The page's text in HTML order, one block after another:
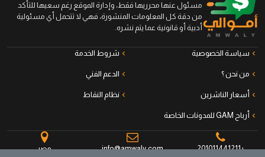
مسئول عنها محرريها فقط، وإدارة الموقع رغم سعيها للتأكد
من دقة كل المعلومات المنشورة، فهي لا تتحمل أي مسئولية
أدبية أو قانونية عما يتم نشره.
سياسة الخصوصية شروط الخدمة
من نحن ؟ الدعم الفني
أسعار الناشرين نظام النقاط
أرباح GAM للمدونات الخاصة
+201011441211
info@amwaly.com مصر